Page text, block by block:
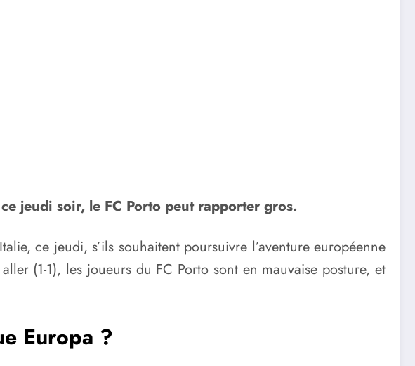
jeudi soir, le FC Porto peut rapporter gros.
ce jeudi, s’ils souhaitent poursuivre l’aventure européenne
(1-1), les joueurs du FC Porto sont en mauvaise posture, et
Europa ?